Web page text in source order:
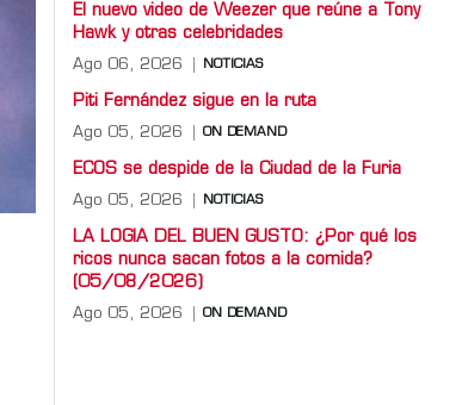
El nuevo video de Weezer que reúne a Tony
Hawk y otras celebridades
Ago 06, 2026 NOTICIAS
Piti Fernández sigue en la ruta
Ago 05, 2026 ON DEMAND
ECOS se despide de la Ciudad de la Furia
Ago 05, 2026 NOTICIAS
LA LOGIA DEL BUEN GUSTO: ¿Por qué los
ricos nunca sacan fotos a la comida?
(05/08/2026)
Ago 05, 2026 ON DEMAND